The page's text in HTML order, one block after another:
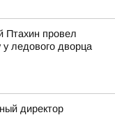
Птахин провел
ледового дворца
директор